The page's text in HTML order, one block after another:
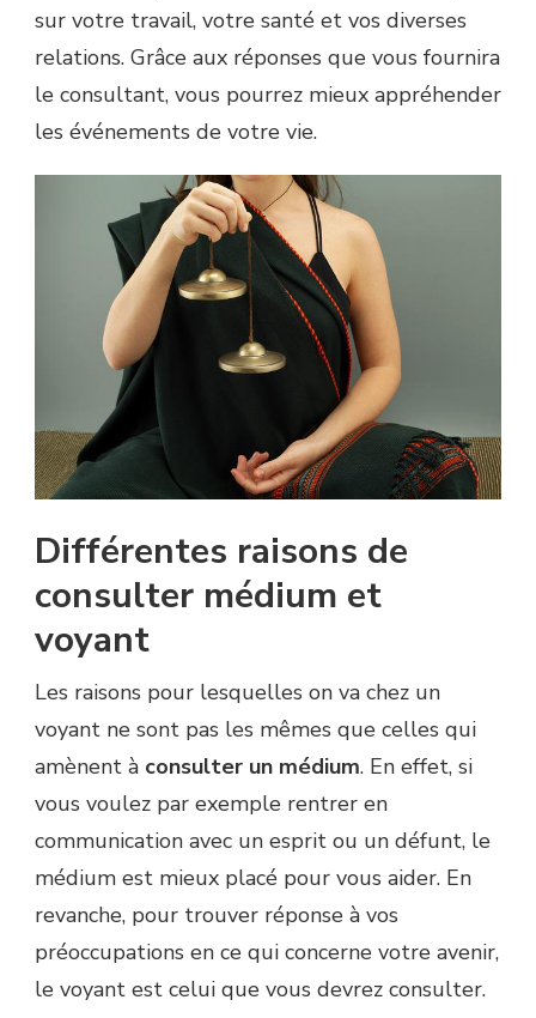
sur votre travail, votre santé et vos diverses
relations. Grâce aux réponses que vous fournira
le consultant, vous pourrez mieux appréhender
les événements de votre vie.
Différentes raisons de
consulter médium et
voyant
Les raisons pour lesquelles on va chez un
voyant ne sont pas les mêmes que celles qui
amènent à consulter un médium. En effet, si
vous voulez par exemple rentrer en
communication avec un esprit ou un défunt, le
médium est mieux placé pour vous aider. En
revanche, pour trouver réponse à vos
préoccupations en ce qui concerne votre avenir,
le voyant est celui que vous devrez consulter.